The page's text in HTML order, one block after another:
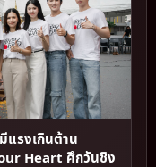
แรงเกินต้าน
Heart ศึกวันชิง